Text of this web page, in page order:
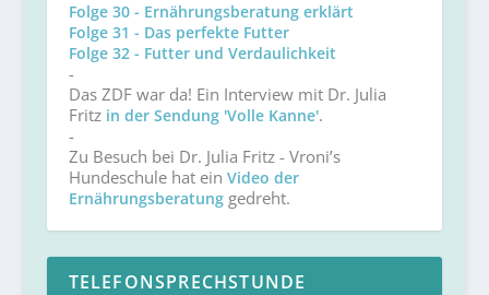
Folge 30 - Ernährungsberatung erklärt
Folge 31 - Das perfekte Futter
Folge 32 - Futter und Verdaulichkeit
-
Das ZDF war da! Ein Interview mit Dr. Julia
Fritz in der Sendung 'Volle Kanne'.
-
Zu Besuch bei Dr. Julia Fritz - Vroni’s
Hundeschule hat ein Video der
Ernährungsberatung gedreht.
TELEFONSPRECHSTUNDE